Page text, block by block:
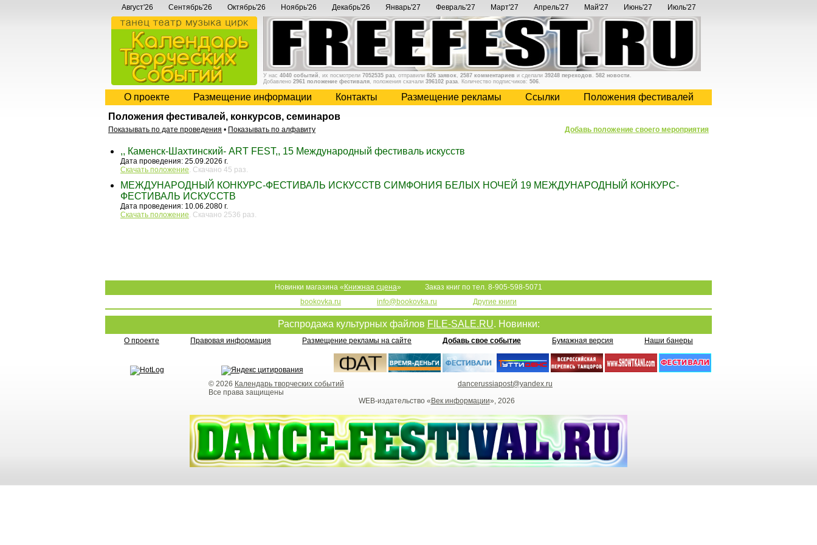
Август'26 Сентябрь'26 Октябрь'26 Ноябрь'26 Декабрь'26 Январь'27 Февраль'27 Март'27 Апрель'27 Май'27 Июнь'27 Июль'27
У нас 4040 событий , их посмотрели 7052535 раз, отправили 826 заявок, 2587 комментариев и сделали 39248 переходов . 582 новости .
Добавлено 2961 положение фестиваля, положения скачали 396102 раза. Количество подписчиков: 506.
О проекте Размещение информации Контакты Размещение рекламы Cсылки
Положения фестивалей
Положения фестивалей, конкурсов, семинаров
Добавь положение своего мероприятия
Показывать по дате проведения • Показывать по алфавиту
,, Каменск-Шахтинский- ART FEST,, 15 Международный фестиваль искусств
Дата проведения: 25.09.2026 г.
Скачать положение. Скачано 45 раз.
МЕЖДУНАРОДНЫЙ КОНКУРС-ФЕСТИВАЛЬ ИСКУССТВ СИМФОНИЯ БЕЛЫХ НОЧЕЙ 19 МЕЖДУНАРОДНЫЙ КОНКУРС-
ФЕСТИВАЛЬ ИСКУССТВ
Дата проведения: 10.06.2080 г.
Скачать положение. Скачано 2536 раз.
Новинки магазина « Книжная сцена»
Заказ книг по тел. 8-905-598-5071
bookovka.ru
info@bookovka.ru Другие книги
Распродажа культурных файлов FILE-SALE.RU. Новинки:
О проекте Правовая информация Размещение рекламы на сайте Добавь свое событие Бумажная версия Наши банеры
© 2026 Календарь творческих событий
Все права защищены
dancerussiapost@yandex.ru
WEB-издательство « Век информации», 2026